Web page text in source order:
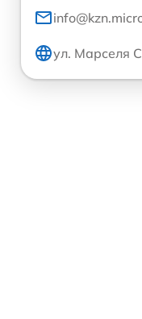
ул. Марселя